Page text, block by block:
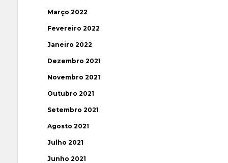
Março 2022
Fevereiro 2022
Janeiro 2022
Dezembro 2021
Novembro 2021
Outubro 2021
Setembro 2021
Agosto 2021
Julho 2021
Junho 2021